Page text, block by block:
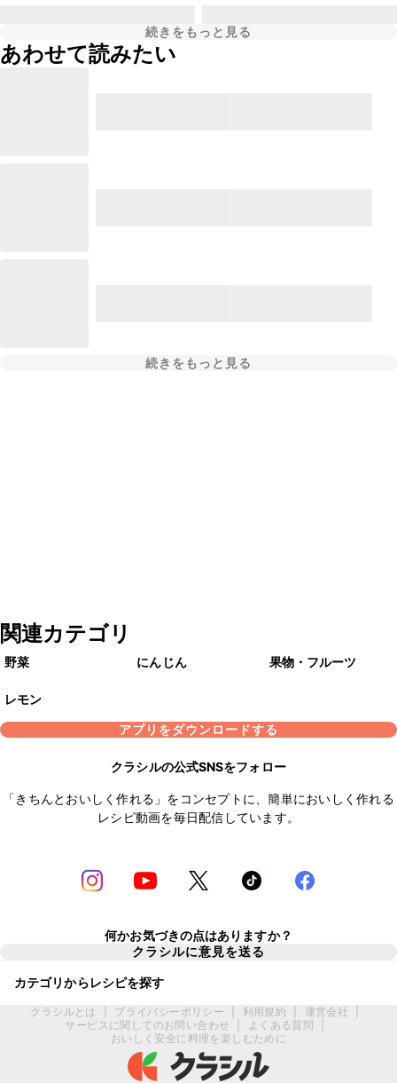
続きをもっと見る
あわせて読みたい
続きをもっと見る
関連カテゴリ
野菜 にんじん 果物・フルーツ
レモン
アプリをダウンロードする
クラシルの公式SNSをフォロー
「きちんとおいしく作れる」をコンセプトに、簡単においしく作れる
レシピ動画を毎日配信しています。
何かお気づきの点はありますか？
クラシルに意見を送る
カテゴリからレシピを探す
クラシルとは プライバシーポリシー 利用規約 運営会社
サービスに関してのお問い合わせ
よくある質問
おいしく安全に料理を楽しむために